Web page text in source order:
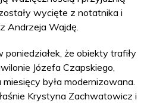
wycięte z notatnika i
Andrzeja Wajdę.
poniedziałek, że obiekty trafiły
Józefa Czapskiego,
była modernizowana.
Krystyna Zachwatowicz i